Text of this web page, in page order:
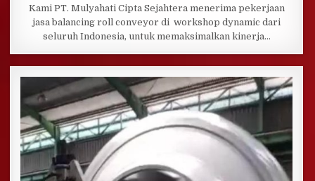
Kami PT. Mulyahati Cipta Sejahtera menerima pekerjaan
jasa balancing roll conveyor di workshop dynamic dari
seluruh Indonesia, untuk memaksimalkan kinerja…